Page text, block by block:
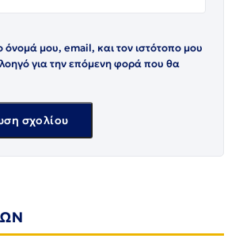
μου, email, και τον ιστότοπο μου
για την επόμενη φορά που θα